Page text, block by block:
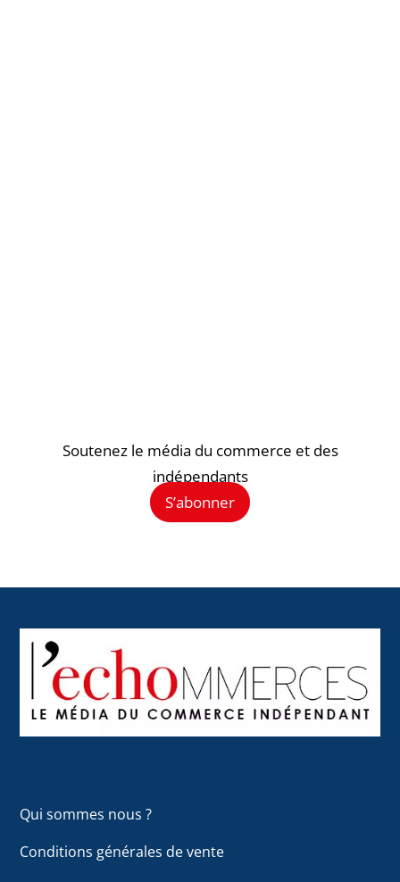
Soutenez le média du commerce et des
indépendants
S’abonner
To
Top
Qui sommes nous ?
Conditions générales de vente